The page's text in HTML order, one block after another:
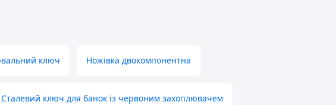
ключ Ножівка двокомпонентна
Сталевий ключ для банок із червоним захоплювачем